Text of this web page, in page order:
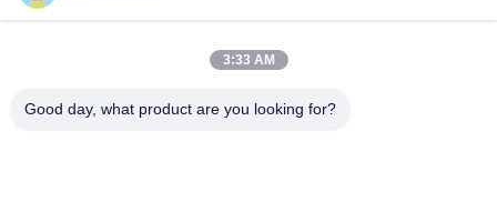
T-600M / T-600R / 680Pro,T-800M / T-800R / 880Pro 同じカバ
ーを使用, T-1000M / T-1000R / T-1080Pro 同じカバーを使用
我々は,THERMO KINGユニットカバー全体のセットを供給しま
3:33 AM
Good day, what product are you looking for?